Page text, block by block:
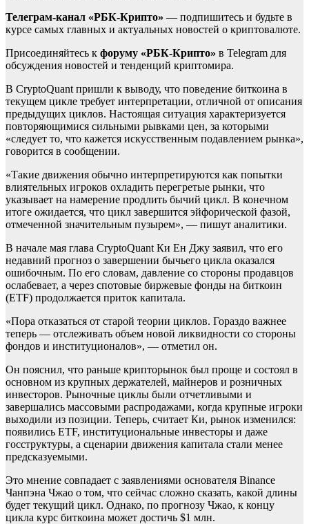
Телеграм-канал «РБК-Крипто» — подпишитесь и будьте в
курсе самых главных и актуальных новостей о криптовалюте.
Присоединяйтесь к форуму «РБК-Крипто» в Telegram для
обсуждения новостей и тенденций криптомира.
В CryptoQuant пришли к выводу, что поведение биткоина в
текущем цикле требует интерпретации, отличной от описания
предыдущих циклов. Настоящая ситуация характеризуется
повторяющимися сильными рывками цен, за которыми
«следует то, что кажется искусственным подавлением рынка»,
говорится в сообщении.
«Такие движения обычно интерпретируются как попытки
влиятельных игроков охладить перегретые рынки, что
указывает на намерение продлить бычий цикл. В конечном
итоге ожидается, что цикл завершится эйфорической фазой,
отмеченной значительным пузырем», — пишут аналитики.
В начале мая глава CryptoQuant Ки Ен Джу заявил, что его
недавний прогноз о завершении бычьего цикла оказался
ошибочным. По его словам, давление со стороны продавцов
ослабевает, а через спотовые биржевые фонды на биткоин
(ETF) продолжается приток капитала.
«Пора отказаться от старой теории циклов. Гораздо важнее
теперь — отслеживать объем новой ликвидности со стороны
фондов и институционалов», — отметил он.
Он пояснил, что раньше крипторынок был проще и состоял в
основном из крупных держателей, майнеров и розничных
инвесторов. Рыночные циклы были отчетливыми и
завершались массовыми распродажами, когда крупные игроки
выходили из позиции. Теперь, считает Ки, рынок изменился:
появились ETF, институциональные инвесторы и даже
госструктуры, а сценарии движения капитала стали менее
предсказуемыми.
Это мнение совпадает с заявлениями основателя Binance
Чанпэна Чжао о том, что сейчас сложно сказать, какой длины
будет текущий цикл. Однако, по прогнозу Чжао, к концу
цикла курс биткоина может достичь $1 млн.